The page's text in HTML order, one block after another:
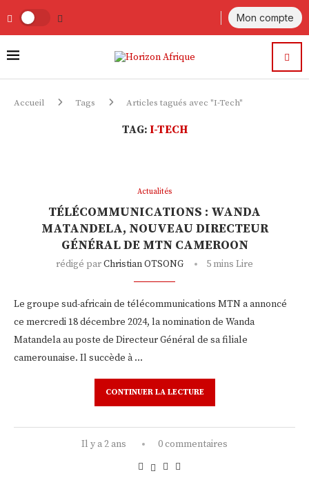
Mon compte
Accueil Tags Articles tagués avec "I-Tech"
TAG: I-TECH
Actualités
TÉLÉCOMMUNICATIONS : WANDA
MATANDELA, NOUVEAU DIRECTEUR
GÉNÉRAL DE MTN CAMEROON
rédigé parChristian OTSONG 5 mins Lire
Le groupe sud-africain de télécommunications MTN a annoncé
ce mercredi 18 décembre 2024, la nomination de Wanda
Matandela au poste de Directeur Général de sa filiale
camerounaise. Il succède à …
CONTINUER LA LECTURE
Il y a 2 ans 0 commentaires